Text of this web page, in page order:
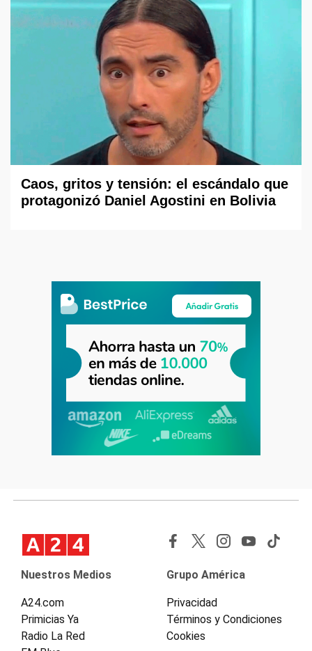
Caos, gritos y tensión: el escándalo que
protagonizó Daniel Agostini en Bolivia
Nuestros Medios
A24.com
Primicias Ya
Radio La Red
Grupo América
Privacidad
Términos y Condiciones
Cookies